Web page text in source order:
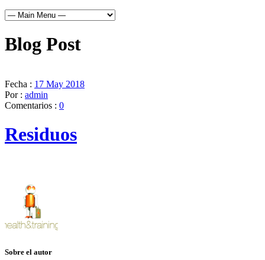
Blog Post
Fecha : 17 May 2018
Por : admin
Comentarios : 0
Residuos
Sobre el autor